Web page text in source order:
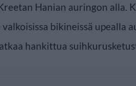
Hanian auringon alla.
valkoisissa bikineissä upealla
hankittua